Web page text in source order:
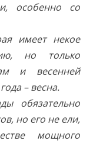
особенно со
имеет некое
но только
и весенней
– весна.
обязательно
но его не ели,
мощного